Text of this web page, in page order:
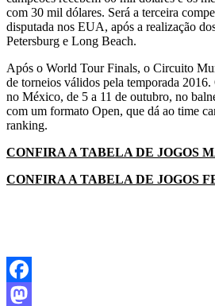
com 30 mil dólares. Será a terceira
disputada nos EUA, após a realização
Petersburg e Long Beach.
Após o World Tour Finals, o Circuito
de torneios válidos pela temporada
no México, de 5 a 11 de outubro, no
com um formato Open, que dá ao time
ranking.
CONFIRA A TABELA DE JOGOS
CONFIRA A TABELA DE JOGOS
Facebook